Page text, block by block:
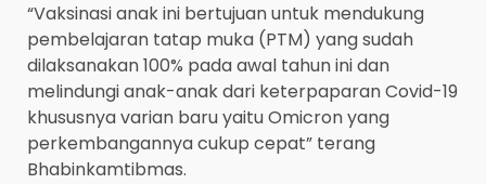
“Vaksinasi anak ini bertujuan untuk mendukung
pembelajaran tatap muka (PTM) yang sudah
dilaksanakan 100% pada awal tahun ini dan
melindungi anak-anak dari keterpaparan Covid-19
khususnya varian baru yaitu Omicron yang
perkembangannya cukup cepat” terang
Bhabinkamtibmas.